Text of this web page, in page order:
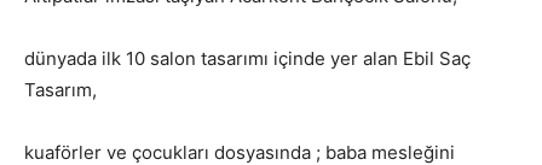
dünyada ilk 10 salon tasarımı içinde yer alan Ebil Saç
Tasarım,
kuaförler ve çocukları dosyasında ; baba mesleğini